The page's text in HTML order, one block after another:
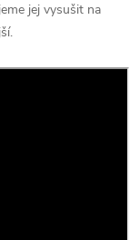
jej vysušit na